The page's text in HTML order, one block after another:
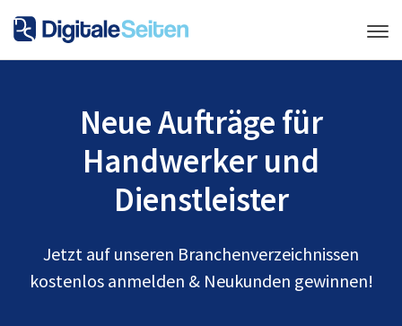
Neue Aufträge für
Handwerker und
Dienstleister
Jetzt auf unseren Branchenverzeichnissen
kostenlos anmelden & Neukunden gewinnen!